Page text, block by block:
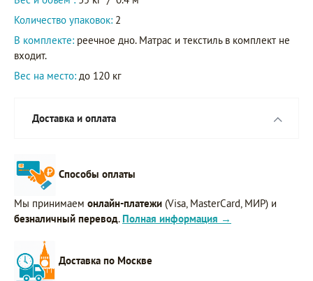
Количество упаковок: 2
В комплекте: реечное дно. Матрас и текстиль в комплект не
входит.
Вес на место: до 120 кг
Доставка и оплата
Способы оплаты
Мы принимаем онлайн-платежи (Visa, MasterCard, МИР) и
безналичный перевод. Полная информация →
Доставка по Москве